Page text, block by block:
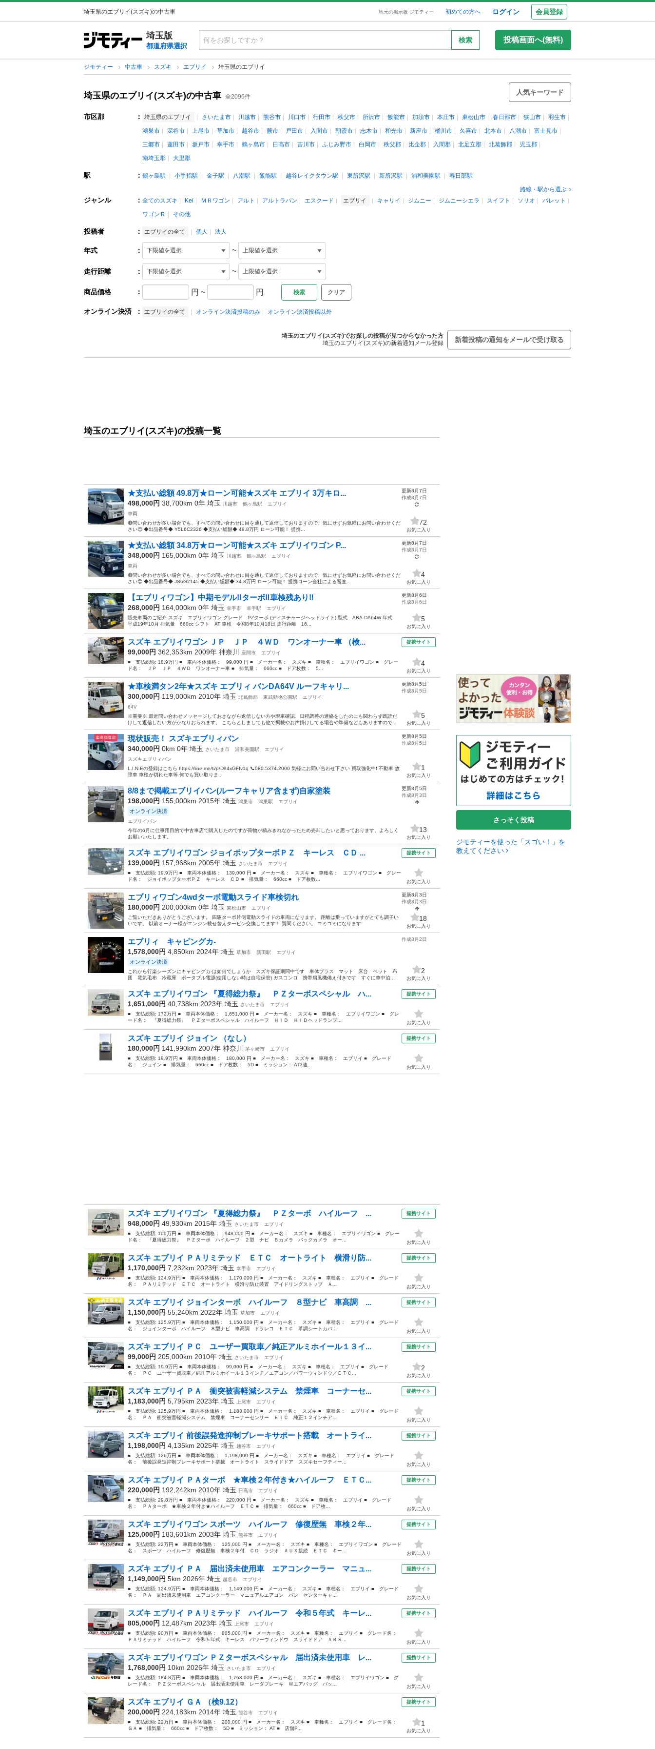
埼玉県のエブリイ(スズキ)の中古車 地元の掲示板 ジモティー 初めての方へ ログイン 会員登録
埼玉版
都道府県選択
検索 投稿画面へ(無料)
ジモティー 中古車 スズキ エブリイ 埼玉県のエブリイ
埼玉県のエブリイ(スズキ)の中古車 全2096件
人気キーワード
市区郡 ： 埼玉県のエブリイ さいたま市 川越市 熊谷市 川口市 行田市 秩父市 所沢市 飯能市 加須市 本庄市 東松山市 春日部市 狭山市
羽生市
鴻巣市
深谷市 上尾市 草加市 越谷市 蕨市 戸田市 入間市 朝霞市 志木市 和光市 新座市 桶川市 久喜市 北本市 八潮市
富士見市
三郷市
蓮田市 坂戸市 幸手市 鶴ヶ島市 日高市 吉川市 ふじみ野市 白岡市 秩父郡 比企郡 入間郡 北足立郡 北葛飾郡
児玉郡
南埼玉郡
大里郡
駅 ： 鶴ヶ島駅 小手指駅 金子駅 八潮駅 飯能駅 越谷レイクタウン駅 東所沢駅 新所沢駅 浦和美園駅
春日部駅
路線・駅から選ぶ
ジャンル ： 全てのスズキ Kei ＭＲワゴン アルト アルトラパン エスクード エブリイ キャリイ ジムニー ジムニーシエラ スイフト ソリオ
パレット
ワゴンＲ
その他
投稿者 ： エブリイの全て 個人 法人
年式 ： ~
走行距離 ： ~
商品価格 ： 円 ~ 円 クリア
オンライン決済 ： エブリイの全て オンライン決済投稿のみ オンライン決済投稿以外
埼玉のエブリイ(スズキ)でお探しの投稿が見つからなかった方
埼玉のエブリイ(スズキ)の新着通知メール登録
新着投稿の通知をメールで受け取る
埼玉のエブリイ(スズキ)の投稿一覧
★支払い総額 49.8万★ローン可能★スズキ エブリイ 3万キロ...
498,000円 38,700km 0年 埼玉 川越市 鶴ヶ島駅
エブリイ
車両
🔴問い合わせが多い場合でも、すべての問い合わせに目を通して返信しておりますので、気にせずお気軽にお問い合わせくだ
さい😊 ◆出品番号◆ Y5L6C2326 ◆支払い総額◆ 49.8万円 ローン可能！ 提携...
更新8月7日
作成8月7日
72
お気に入り
★支払い総額 34.8万★ローン可能★スズキ エブリイワゴン P...
348,000円 165,000km 0年 埼玉 川越市 鶴ヶ島駅
エブリイ
車両
🔴問い合わせが多い場合でも、すべての問い合わせに目を通して返信しておりますので、気にせずお気軽にお問い合わせくだ
さい😊 ◆出品番号◆ JS6G2145 ◆支払い総額◆ 34.8万円 ローン可能！ 提携ローン会社による審査...
更新8月7日
作成8月7日
4
お気に入り
【エブリィワゴン】中期モデル‼︎ターボ‼︎車検残あり‼︎
268,000円 164,000km 0年 埼玉 幸手市 幸手駅
エブリイ
販売車両のご紹介 スズキ エブリィワゴン グレード PZターボ (ディスチャージヘッドライト) 型式 ABA-DA64W 年式
平成19年10月 排気量 660cc シフト AT 車検 令和8年10月18日 走行距離 16...
更新8月6日
作成8月6日
5
お気に入り
スズキ エブリイワゴン ＪＰ ＪＰ ４ＷＤ ワンオーナー車 （検...
99,000円 362,353km 2009年 神奈川 座間市
エブリイ
■ 支払総額: 18.9万円 ■ 車両本体価格： 99,000 円 ■ メーカー名： スズキ ■ 車種名： エブリイワゴン ■ グレー
ド名： ＪＰ ＪＰ ４ＷＤ ワンオーナー車 ■ 排気量： 660cc ■ ドア枚数： 5...
提携サイト
4
お気に入り
★車検満タン2年★スズキ エブリィ バンDA64V ルーフキャリ...
300,000円 119,000km 2010年 埼玉 北葛飾郡 東武動物公園駅
エブリイ
64V
※重要※ 最近問い合わせメッセージしておきながら返信しない方や現車確認、日程調整の連絡をしたのにも関わらず既読だ
けして返信しない方がかなりおられます。 こちらとしましても他で掲載やお声掛けしてる場合や準備などもありますので...
更新8月5日
作成8月5日
5
お気に入り
現状販売！ スズキエブリィバン
340,000円 0km 0年 埼玉 さいたま市 浦和美園駅
エブリイ
スズキエブリィバン
L.I.N.Eの登録はこちら https://line.me/ti/p/D94xGFIv1q 📞080.5374.2000 気軽にお問い合わせ下さい 買取強化中❗️ 不動車 故
障車 車検が切れた車等 何でも買い取りま...
更新8月5日
作成8月5日
1
お気に入り
8/8まで掲載エブリイバン(ルーフキャリア含まず)自家塗装
198,000円 155,000km 2015年 埼玉 鴻巣市 鴻巣駅 エブリイ
オンライン決済
エブリイバン
今年の6月に仕事用目的で中古車店で購入したのですが荷物が積みきれなかったため売却したいと思っております。よろしく
お願いいたします。
更新8月5日
作成8月3日
13
お気に入り
スズキ エブリイワゴン ジョイポップターボＰＺ キーレス ＣＤ ...
139,000円 157,968km 2005年 埼玉 さいたま市
エブリイ
■ 支払総額: 19.9万円 ■ 車両本体価格： 139,000 円 ■ メーカー名： スズキ ■ 車種名： エブリイワゴン ■ グレー
ド名： ジョイポップターボＰＺ キーレス ＣＤ ■ 排気量： 660cc ■ ドア枚数...
提携サイト
お気に入り
エブリィワゴン4wdターボ電動スライド車検切れ
180,000円 200,000km 0年 埼玉 東松山市
エブリイ
ご覧いただきありがとうございます。 四駆ターボ片側電動スライドの車両になります。 距離は乗っていますがとても調子い
いです。 以前オーナー様がエンジン載せ替えタービン交換してます！ 質問ください。 コミコミになります
更新8月3日
作成8月3日
18
お気に入り
エブリィ キャピングカ-
1,578,000円 4,850km 2024年 埼玉 草加市 新田駅 エブリイ
オンライン決済
これから行楽シーズンにキャピングカ-は如何でしょうか スズキ保証期間中です 車体プラス マット 床台 ベット 布
団 電気毛布 冷蔵庫 ポータブル電源(使用しない時は自宅保管) ガスコンロ 携帯扇風機備え付きです すぐに車中泊...
作成8月2日
2
お気に入り
スズキ エブリイワゴン 『夏得総力祭』 ＰＺターボスペシャル ハ...
1,651,000円 40,738km 2023年 埼玉 さいたま市
エブリイ
■ 支払総額: 172万円 ■ 車両本体価格： 1,651,000 円 ■ メーカー名： スズキ ■ 車種名： エブリイワゴン ■ グレ
ード名： 『夏得総力祭』 ＰＺターボスペシャル ハイルーフ ＨＩＤ ＨＩＤヘッドランプ...
提携サイト
お気に入り
スズキ エブリイ ジョイン （なし）
180,000円 141,990km 2007年 神奈川 茅ヶ崎市
エブリイ
■ 支払総額: 19.9万円 ■ 車両本体価格： 180,000 円 ■ メーカー名： スズキ ■ 車種名： エブリイ ■ グレード
名： ジョイン ■ 排気量： 660cc ■ ドア枚数： 5D ■ ミッション： AT3速...
提携サイト
お気に入り
スズキ エブリイワゴン 『夏得総力祭』 ＰＺターボ ハイルーフ ...
948,000円 49,930km 2015年 埼玉 さいたま市
エブリイ
■ 支払総額: 100万円 ■ 車両本体価格： 948,000 円 ■ メーカー名： スズキ ■ 車種名： エブリイワゴン ■ グレー
ド名： 『夏得総力祭』 ＰＺターボ ハイルーフ ２型 ナビ Ｂカメラ バックカメラ オー...
提携サイト
お気に入り
スズキ エブリイ ＰＡリミテッド ＥＴＣ オートライト 横滑り防...
1,170,000円 7,232km 2023年 埼玉 幸手市
エブリイ
■ 支払総額: 124.9万円 ■ 車両本体価格： 1,170,000 円 ■ メーカー名： スズキ ■ 車種名： エブリイ ■ グレード
名： ＰＡリミテッド ＥＴＣ オートライト 横滑り防止装置 アイドリングストップ Ａ...
提携サイト
お気に入り
スズキ エブリイ ジョインターボ ハイルーフ ８型ナビ 車高調 ...
1,150,000円 55,240km 2022年 埼玉 草加市
エブリイ
■ 支払総額: 125.9万円 ■ 車両本体価格： 1,150,000 円 ■ メーカー名： スズキ ■ 車種名： エブリイ ■ グレード
名： ジョインターボ ハイルーフ ８型ナビ 車高調 ドラレコ ＥＴＣ 革調シートカバ...
提携サイト
お気に入り
スズキ エブリイ ＰＣ ユーザー買取車／純正アルミホイール１３イ...
99,000円 205,000km 2010年 埼玉 さいたま市
エブリイ
■ 支払総額: 19.9万円 ■ 車両本体価格： 99,000 円 ■ メーカー名： スズキ ■ 車種名： エブリイ ■ グレード
名： ＰＣ ユーザー買取車／純正アルミホイール１３インチ／エアコン／パワーウィンドウ／ＥＴＣ...
提携サイト
2
お気に入り
スズキ エブリイ ＰＡ 衝突被害軽減システム 禁煙車 コーナーセ...
1,183,000円 5,795km 2023年 埼玉 上尾市
エブリイ
■ 支払総額: 125.9万円 ■ 車両本体価格： 1,183,000 円 ■ メーカー名： スズキ ■ 車種名： エブリイ ■ グレード
名： ＰＡ 衝突被害軽減システム 禁煙車 コーナーセンサー ＥＴＣ 純正１２インチア...
提携サイト
お気に入り
スズキ エブリイ 前後誤発進抑制ブレーキサポート搭載 オートライ...
1,198,000円 4,135km 2025年 埼玉 越谷市
エブリイ
■ 支払総額: 126万円 ■ 車両本体価格： 1,198,000 円 ■ メーカー名： スズキ ■ 車種名： エブリイ ■ グレード
名： 前後誤発進抑制ブレーキサポート搭載 オートライト スライドドア スズキセーフティー...
提携サイト
お気に入り
スズキ エブリイ ＰＡターボ ★車検２年付き★ハイルーフ ＥＴＣ...
220,000円 192,242km 2010年 埼玉 日高市
エブリイ
■ 支払総額: 29.8万円 ■ 車両本体価格： 220,000 円 ■ メーカー名： スズキ ■ 車種名： エブリイ ■ グレード
名： ＰＡターボ ★車検２年付き★ハイルーフ ＥＴＣ ■ 排気量： 660cc ■ ドア枚...
提携サイト
お気に入り
スズキ エブリイワゴン スポーツ ハイルーフ 修復歴無 車検２年...
125,000円 183,601km 2003年 埼玉 熊谷市
エブリイ
■ 支払総額: 22万円 ■ 車両本体価格： 125,000 円 ■ メーカー名： スズキ ■ 車種名： エブリイワゴン ■ グレード
名： スポーツ ハイルーフ 修復歴無 車検２年付 ＣＤ ラジオ ＡＵＸ接続 ＥＴＣ キー...
提携サイト
お気に入り
スズキ エブリイ ＰＡ 届出済未使用車 エアコンクーラー マニュ...
1,149,000円 5km 2026年 埼玉 越谷市
エブリイ
■ 支払総額: 124.9万円 ■ 車両本体価格： 1,149,000 円 ■ メーカー名： スズキ ■ 車種名： エブリイ ■ グレード
名： ＰＡ 届出済未使用車 エアコンクーラー マニュアルエアコン バン センターキャ...
提携サイト
お気に入り
スズキ エブリイ ＰＡリミテッド ハイルーフ 令和５年式 キーレ...
805,000円 12,487km 2023年 埼玉 上尾市
エブリイ
■ 支払総額: 90万円 ■ 車両本体価格： 805,000 円 ■ メーカー名： スズキ ■ 車種名： エブリイ ■ グレード名：
ＰＡリミテッド ハイルーフ 令和５年式 キーレス パワーウィンドウ スライドドア ＡＢＳ...
提携サイト
お気に入り
スズキ エブリイワゴン ＰＺターボスペシャル 届出済未使用車 レ...
1,768,000円 10km 2026年 埼玉 さいたま市
エブリイ
■ 支払総額: 184.8万円 ■ 車両本体価格： 1,768,000 円 ■ メーカー名： スズキ ■ 車種名： エブリイワゴン ■ グ
レード名： ＰＺターボスペシャル 届出済未使用車 レーダブレーキ Ｗエアバッグ バッ...
提携サイト
お気に入り
スズキ エブリイ ＧＡ （検9.12）
200,000円 224,183km 2014年 埼玉 熊谷市
エブリイ
■ 支払総額: 22万円 ■ 車両本体価格： 200,000 円 ■ メーカー名： スズキ ■ 車種名： エブリイ ■ グレード名：
ＧＡ ■ 排気量： 660cc ■ ドア枚数： 5D ■ ミッション： AT ■ 店舗P...
提携サイト
1
お気に入り
さっそく投稿
ジモティーを使った「スゴい！」を
教えてください